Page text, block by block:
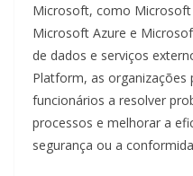
Microsoft, como
Microsoft Azure e
de dados e serviços
Platform, as organizações
funcionários a resolver
processos e melhorar a
segurança ou a